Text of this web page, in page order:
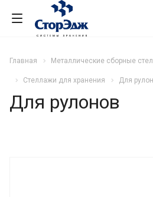
Главная Металлические сборные
Стеллажи для хранения Для
Для рулонов